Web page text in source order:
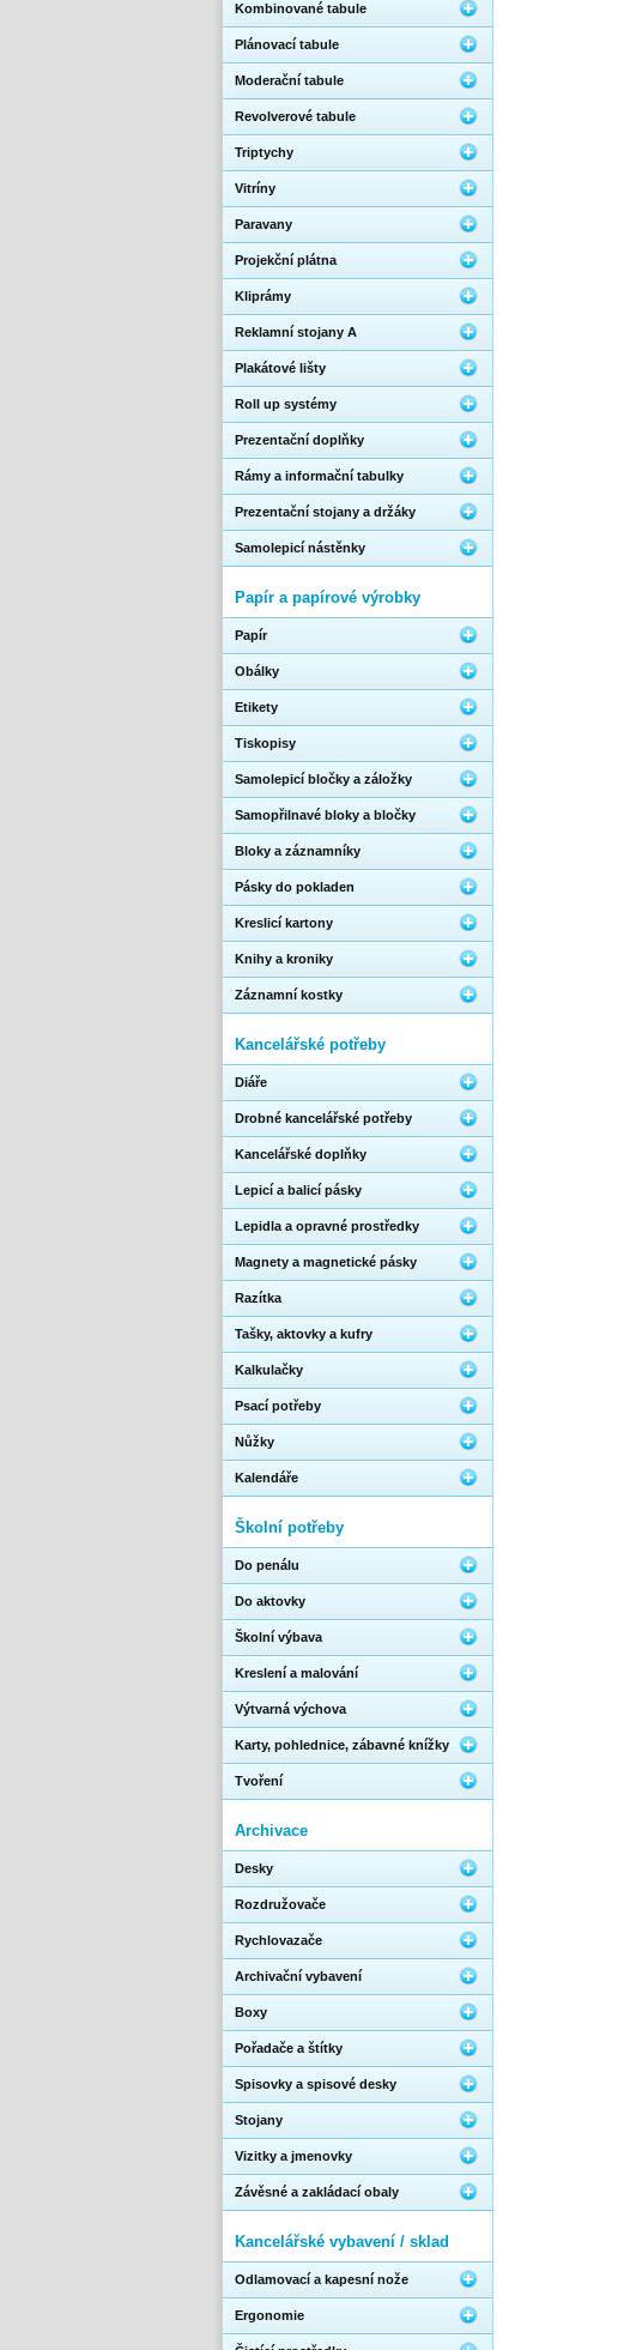
Kombinované tabule
Plánovací tabule
Moderační tabule
Revolverové tabule
Triptychy
Vitríny
Paravany
Projekční plátna
Kliprámy
Reklamní stojany A
Plakátové lišty
Roll up systémy
Prezentační doplňky
Rámy a informační tabulky
Prezentační stojany a držáky
Samolepicí nástěnky
Papír a papírové výrobky
Papír
Obálky
Etikety
Tiskopisy
Samolepicí bločky a záložky
Samopřilnavé bloky a bločky
Bloky a záznamníky
Pásky do pokladen
Kreslicí kartony
Knihy a kroniky
Záznamní kostky
Kancelářské potřeby
Diáře
Drobné kancelářské potřeby
Kancelářské doplňky
Lepicí a balicí pásky
Lepidla a opravné prostředky
Magnety a magnetické pásky
Razítka
Tašky, aktovky a kufry
Kalkulačky
Psací potřeby
Nůžky
Kalendáře
Školní potřeby
Do penálu
Do aktovky
Školní výbava
Kreslení a malování
Výtvarná výchova
Karty, pohlednice, zábavné knížky
Tvoření
Archivace
Desky
Rozdružovače
Rychlovazače
Archivační vybavení
Boxy
Pořadače a štítky
Spisovky a spisové desky
Stojany
Vizitky a jmenovky
Závěsné a zakládací obaly
Kancelářské vybavení / sklad
Odlamovací a kapesní nože
Ergonomie